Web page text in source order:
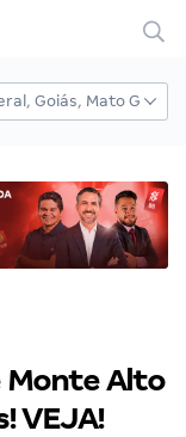
Monte Alto
VEJA!